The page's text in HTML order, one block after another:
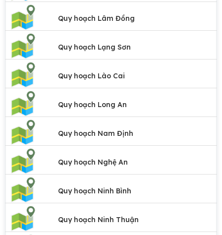
Quy hoạch Lâm Đồng
Quy hoạch Lạng Sơn
Quy hoạch Lào Cai
Quy hoạch Long An
Quy hoạch Nam Định
Quy hoạch Nghệ An
Quy hoạch Ninh Bình
Quy hoạch Ninh Thuận